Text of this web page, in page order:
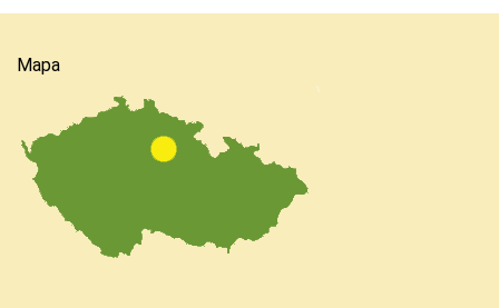
Mapa